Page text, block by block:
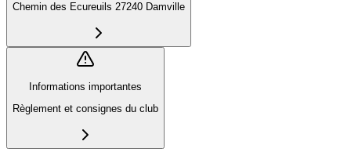
Chemin des Ecureuils 27240 Damville
Informations importantes
Règlement et consignes du club